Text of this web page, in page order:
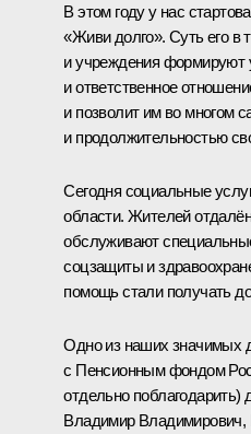
В этом году у нас
«Живи долго». Суть его в
и учреждения формируют
и ответственное
и позволит им во многом
и продолжительностью
Сегодня социальные
области. Жителей
обслуживают
соцзащиты и
помощь стали получать
Одно из наших значимых
с Пенсионным фондом
отдельно поблагодарить)
Владимир Владимирович,